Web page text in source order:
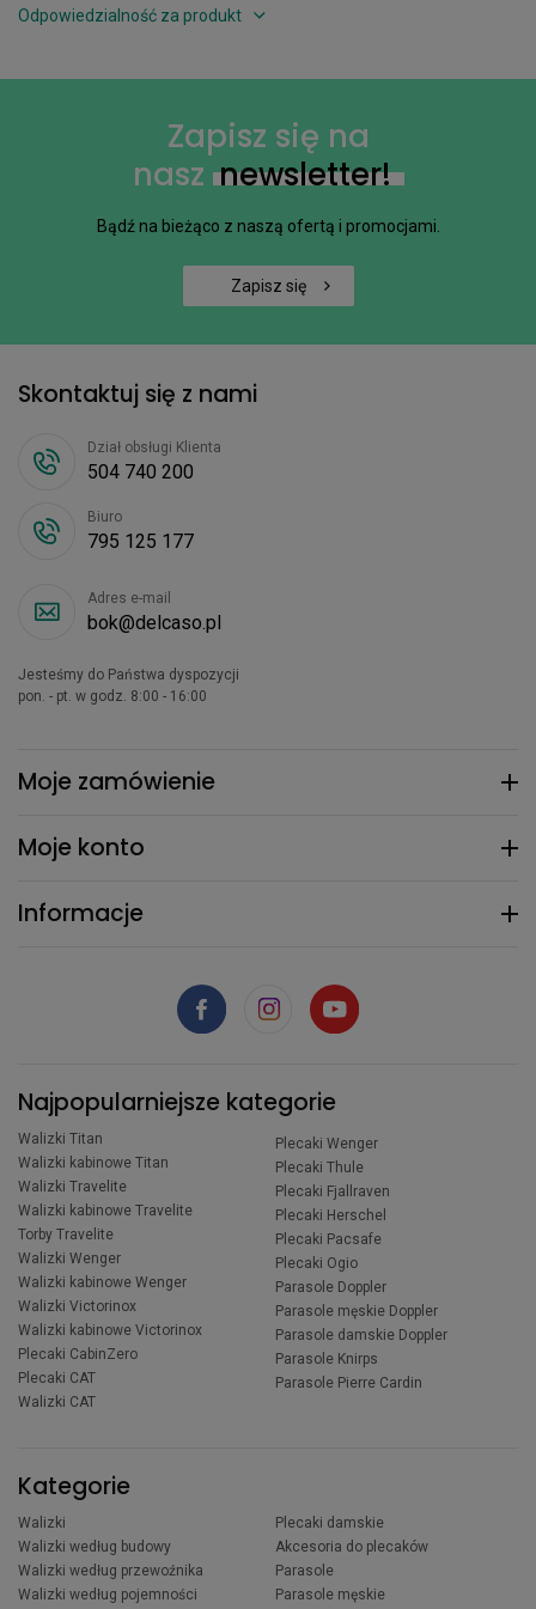
Odpowiedzialność za produkt
Zapisz się na
nasz newsletter!
Bądź na bieżąco z naszą ofertą i promocjami.
Zapisz się
Moje zamówienie
Moje konto
Informacje
Skontaktuj się z nami
Dział obsługi Klienta
504 740 200
Biuro
795 125 177
Adres e-mail
bok@delcaso.pl
Jesteśmy do Państwa dyspozycji
pon. - pt. w godz. 8:00 - 16:00
Najpopularniejsze kategorie
Walizki Titan
Walizki kabinowe Titan
Walizki Travelite
Walizki kabinowe Travelite
Torby Travelite
Walizki Wenger
Walizki kabinowe Wenger
Walizki Victorinox
Walizki kabinowe Victorinox
Plecaki CabinZero
Plecaki CAT
Walizki CAT
Plecaki Wenger
Plecaki Thule
Plecaki Fjallraven
Plecaki Herschel
Plecaki Pacsafe
Plecaki Ogio
Parasole Doppler
Parasole męskie Doppler
Parasole damskie Doppler
Parasole Knirps
Parasole Pierre Cardin
Kategorie
Walizki
Walizki według budowy
Walizki według przewoźnika
Walizki według pojemności
Plecaki damskie
Akcesoria do plecaków
Parasole
Parasole męskie